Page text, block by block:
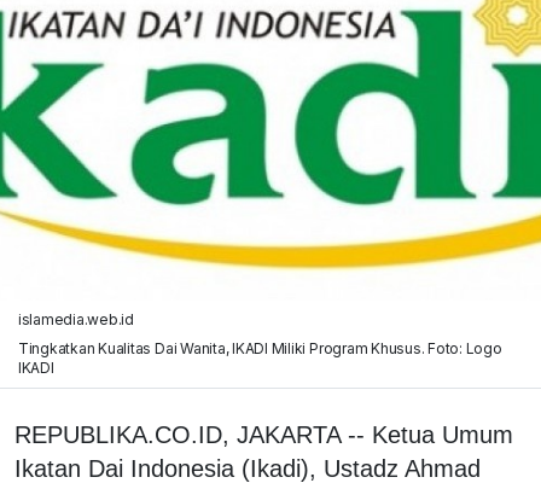
islamedia.web.id
Tingkatkan Kualitas Dai Wanita, IKADI Miliki Program Khusus. Foto: Logo
IKADI
REPUBLIKA.CO.ID, JAKARTA -- Ketua Umum
Ikatan Dai Indonesia (Ikadi), Ustadz Ahmad